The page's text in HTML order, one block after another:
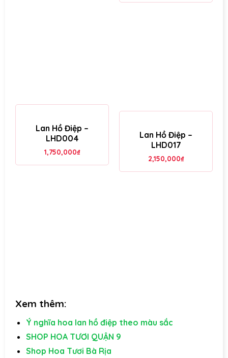
Lan Hồ Điệp –
LHD004
1,750,000₫
Lan Hồ Điệp –
LHD017
2,150,000₫
Xem thêm:
Ý nghĩa hoa lan hồ điệp theo màu sắc
SHOP HOA TƯƠI QUẬN 9
Shop Hoa Tươi Bà Rịa